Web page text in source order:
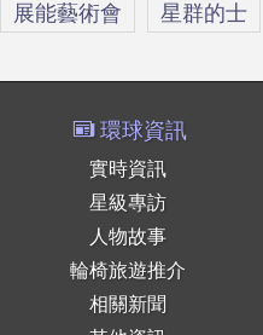
展能藝術會 星群的士
環球資訊
實時資訊
星級專訪
人物故事
輪椅旅遊推介
相關新聞